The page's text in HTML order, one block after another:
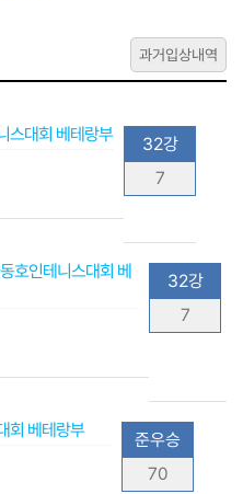
과거입상내역
스대회 베테랑부
32강
7
호인테니스대회 베
32강
7
회 베테랑부
준우승
70